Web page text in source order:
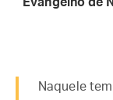
Naquele